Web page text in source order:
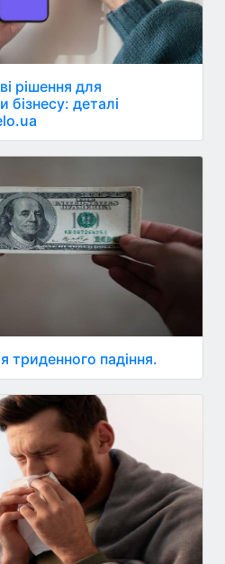
рішення для
бізнесу: деталі
триденного падіння.